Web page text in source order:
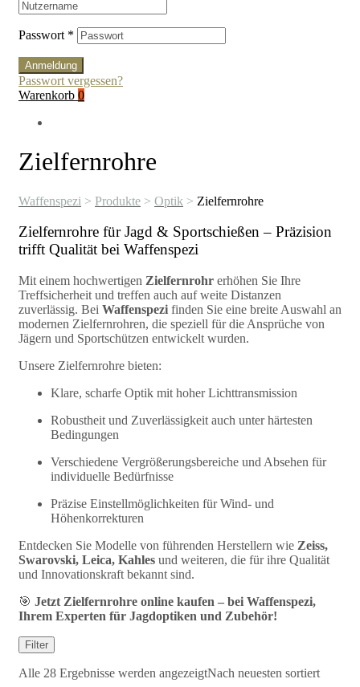
Passwort *
Anmeldung
Passwort vergessen?
Warenkorb 0
Zielfernrohre
Waffenspezi > Produkte > Optik > Zielfernrohre
Zielfernrohre für Jagd & Sportschießen – Präzision
trifft Qualität bei Waffenspezi
Mit einem hochwertigen Zielfernrohr erhöhen Sie Ihre
Treffsicherheit und treffen auch auf weite Distanzen
zuverlässig. Bei Waffenspezi finden Sie eine breite Auswahl an
modernen Zielfernrohren, die speziell für die Ansprüche von
Jägern und Sportschützen entwickelt wurden.
Unsere Zielfernrohre bieten:
Klare, scharfe Optik mit hoher Lichttransmission
Robustheit und Zuverlässigkeit auch unter härtesten
Bedingungen
Verschiedene Vergrößerungsbereiche und Absehen für
individuelle Bedürfnisse
Präzise Einstellmöglichkeiten für Wind- und
Höhenkorrekturen
Entdecken Sie Modelle von führenden Herstellern wie Zeiss,
Swarovski, Leica, Kahles und weiteren, die für ihre Qualität
und Innovationskraft bekannt sind.
🎯 Jetzt Zielfernrohre online kaufen – bei Waffenspezi,
Ihrem Experten für Jagdoptiken und Zubehör!
Filter
Alle 28 Ergebnisse werden angezeigtNach neuesten sortiert